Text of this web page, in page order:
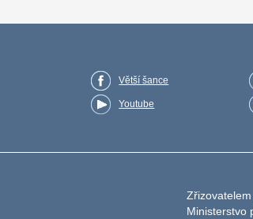
Větší šance
Youtube
Ministerstvo